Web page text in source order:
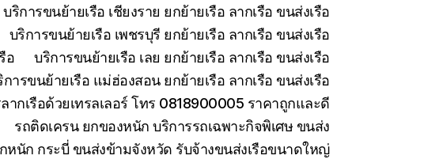
บริการขนย้ายเรือ เชียงราย ยกย้ายเรือ ลากเรือ ขนส่งเรือ
บริการขนย้ายเรือ เพชรบุรี ยกย้ายเรือ ลากเรือ ขนส่งเรือ
อ
บริการขนย้ายเรือ เลย ยกย้ายเรือ ลากเรือ ขนส่งเรือ
การขนย้ายเรือ แม่ฮ่องสอน ยกย้ายเรือ ลากเรือ ขนส่งเรือ
ากเรือด้วยเทรลเลอร์ โทร 0818900005 ราคาถูกและดี
รถติดเครน ยกของหนัก บริการรถเฉพาะกิจพิเศษ ขนส่ง
หนัก กระบี่ ขนส่งข้ามจังหวัด รับจ้างขนส่งเรือขนาดใหญ่